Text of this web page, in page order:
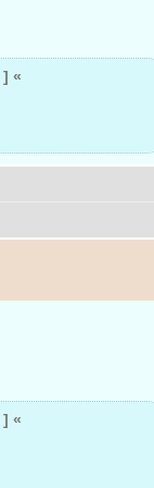
] «
] «